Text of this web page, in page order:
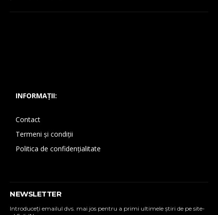
INFORMAȚII:
Contact
Termeni și condiții
Politica de confidențialitate
NEWSLETTER
Introduceţi emailul dvs. mai jos pentru a primi ultimele ştiri de pe site-